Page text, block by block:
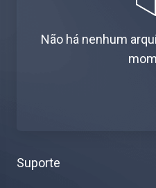
Suporte
Não há nenhum